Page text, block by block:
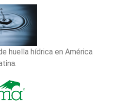
huella hídrica en América